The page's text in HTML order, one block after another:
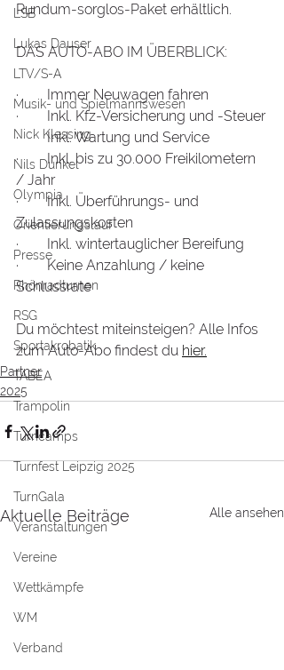
LSB
Lukas Dauser
LTV/S-A
Musik- und Spielmannswesen
Nick Klessing
Nils Dunkel
Olympia
Orientierungslauf
Presse
Rhönradturnen
RSG
Sportakrobatik
TABEA
Trampolin
Turncamps
Turnfest Leipzig 2025
TurnGala
Veranstaltungen
Vereine
Wettkämpfe
WM
Verband
Rundum-sorglos-Paket erhältlich.
DAS AUTO-ABO IM ÜBERBLICK:
·        Immer Neuwagen fahren
·        Inkl. Kfz-Versicherung und -Steuer
·        Inkl. Wartung und Service
·        Inkl. bis zu 30.000 Freikilometern
/ Jahr
·        Inkl. Überführungs- und
Zulassungskosten
·        Inkl. wintertauglicher Bereifung
·        Keine Anzahlung / keine
Schlussrate
Du möchtest miteinsteigen? Alle Infos
zum Auto-Abo findest du hier.
Partner
2025
Aktuelle Beiträge Alle ansehen